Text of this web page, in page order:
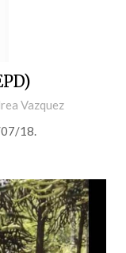
Vazquez
07/18.